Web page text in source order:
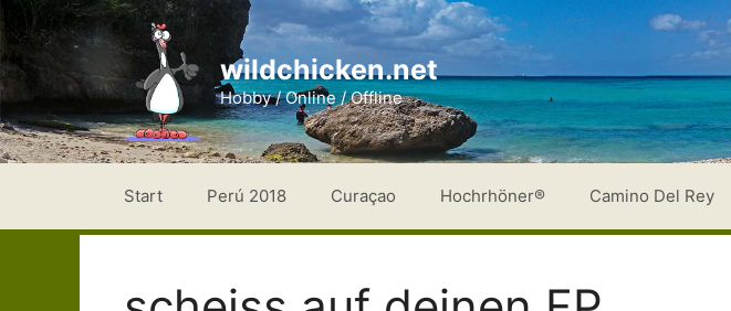
Zum
Inhalt
springen
wildchicken.net
Hobby / Online / Offline
Start Perú 2018 Curaçao Hochrhöner® Camino Del Rey